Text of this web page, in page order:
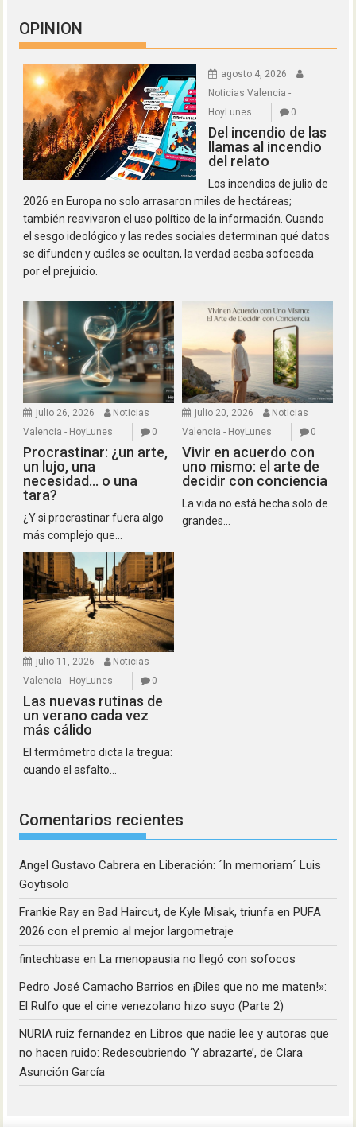
OPINION
agosto 4, 2026
Noticias Valencia -
HoyLunes
0
Del incendio de las
llamas al incendio
del relato
Los incendios de julio de
2026 en Europa no solo arrasaron miles de hectáreas;
también reavivaron el uso político de la información. Cuando
el sesgo ideológico y las redes sociales determinan qué datos
se difunden y cuáles se ocultan, la verdad acaba sofocada
por el prejuicio.
julio 26, 2026
Noticias
Valencia - HoyLunes
0
Procrastinar: ¿un arte,
un lujo, una
necesidad… o una
tara?
¿Y si procrastinar fuera algo
más complejo que...
julio 20, 2026
Noticias
Valencia - HoyLunes
0
Vivir en acuerdo con
uno mismo: el arte de
decidir con conciencia
La vida no está hecha solo de
grandes...
julio 11, 2026
Noticias
Valencia - HoyLunes
0
Las nuevas rutinas de
un verano cada vez
más cálido
El termómetro dicta la tregua:
cuando el asfalto...
Comentarios recientes
Angel Gustavo Cabrera enLiberación: ´In memoriam´ Luis
Goytisolo
Frankie Ray enBad Haircut, de Kyle Misak, triunfa en PUFA
2026 con el premio al mejor largometraje
fintechbase enLa menopausia no llegó con sofocos
Pedro José Camacho Barrios en¡Diles que no me maten!»:
El Rulfo que el cine venezolano hizo suyo (Parte 2)
NURIA ruiz fernandez enLibros que nadie lee y autoras que
no hacen ruido: Redescubriendo ‘Y abrazarte’, de Clara
Asunción García